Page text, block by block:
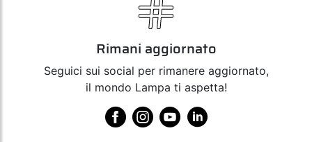
Rimani aggiornato
Seguici sui social per rimanere aggiornato,
il mondo Lampa ti aspetta!